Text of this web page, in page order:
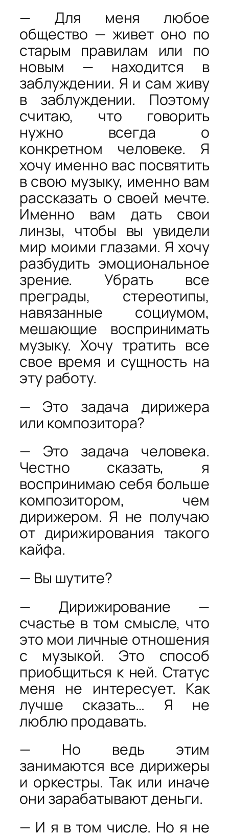
— Для меня любое
общество — живет оно по
старым правилам или по
новым — находится в
заблуждении. Я и сам живу
в заблуждении. Поэтому
считаю, что говорить
нужно всегда о
конкретном человеке. Я
хочу именно вас посвятить
в свою музыку, именно вам
рассказать о своей мечте.
Именно вам дать свои
линзы, чтобы вы увидели
мир моими глазами. Я хочу
разбудить эмоциональное
зрение. Убрать все
преграды, стереотипы,
навязанные социумом,
мешающие воспринимать
музыку. Хочу тратить все
свое время и сущность на
эту работу.
— Это задача дирижера
или композитора?
— Это задача человека.
Честно сказать, я
воспринимаю себя больше
композитором, чем
дирижером. Я не получаю
от дирижирования такого
кайфа.
— Вы шутите?
— Дирижирование —
счастье в том смысле, что
это мои личные отношения
с музыкой. Это способ
приобщиться к ней. Статус
меня не интересует. Как
лучше сказать… Я не
люблю продавать.
— Но ведь этим
занимаются все дирижеры
и оркестры. Так или иначе
они зарабатывают деньги.
— И я в том числе. Но я не